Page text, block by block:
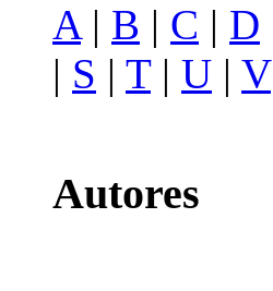
A| B | C | D
| S | T| U | V
Autores